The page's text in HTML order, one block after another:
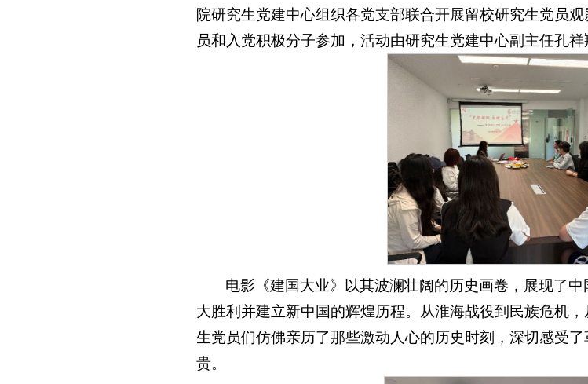
院研究生党建中心组织各党支部联合开展留校研究生党员
员和入党积极分子参加，活动由研究生党建中心副主任孔祥
电影《建国大业》以其波澜壮阔的历史画卷，展现了
大胜利并建立新中国的辉煌历程。从淮海战役到民族危机
生党员们仿佛亲历了那些激动人心的历史时刻，深切感受
贵。